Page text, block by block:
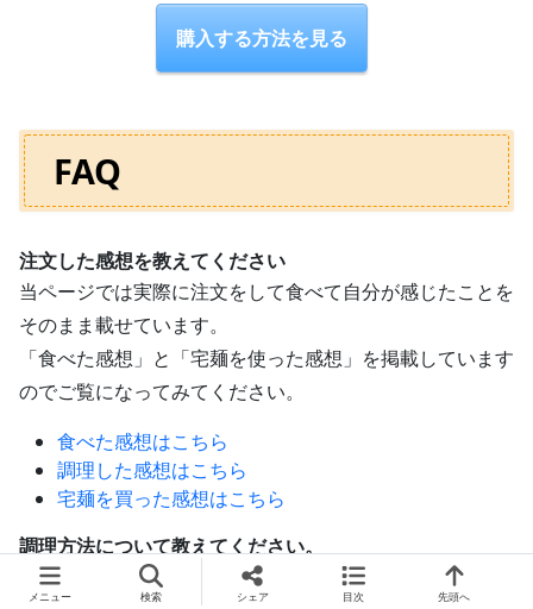
購入する方法を見る
FAQ
注文した感想を教えてください
当ページでは実際に注文をして食べて自分が感じたことを
そのまま載せています。
「食べた感想」と「宅麺を使った感想」を掲載しています
のでご覧になってみてください。
食べた感想はこちら
調理した感想はこちら
宅麺を買った感想はこちら
調理方法について教えてください。
調理はとても簡単です。
メニュー 検索 シェア 目次 先頭へ